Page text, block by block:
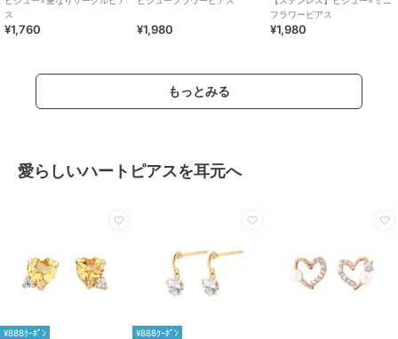
ス
¥1,760 ¥1,980
フラワーピアス
¥1,980
もっとみる
愛らしいハートピアスを耳元へ
¥888ｸｰﾎﾟﾝ ¥888ｸｰﾎﾟﾝ